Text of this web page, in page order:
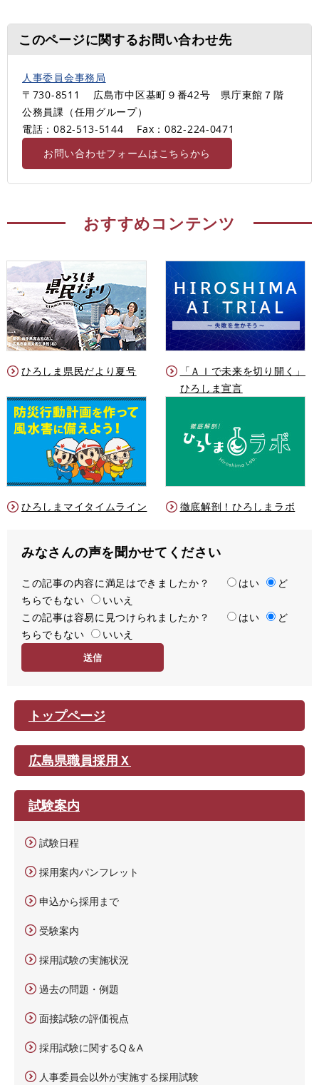
このページに関するお問い合わせ先
人事委員会事務局
〒730-8511
広島市中区基町９番42号 県庁東館７階
公務員課（任用グループ）
電話：082-513-5144
Fax：082-224-0471
お問い合わせフォームはこちらから
おすすめコンテンツ
ひろしま県民だより夏号
「ＡＩで未来を切り開く」
ひろしま宣言
ひろしまマイタイムライン 徹底解剖！ひろしまラボ
みなさんの声を聞かせてください
満
足
度
この記事の内容に満足はできましたか？ はい
ど
ちらでもない
いいえ
容
易
この記事は容易に見つけられましたか？ はい
ど
ちらでもない
いいえ
トップページ
広島県職員採用Ｘ
試験案内
試験日程
採用案内パンフレット
申込から採用まで
受験案内
採用試験の実施状況
過去の問題・例題
面接試験の評価視点
採用試験に関するQ＆A
人事委員会以外が実施する採用試験